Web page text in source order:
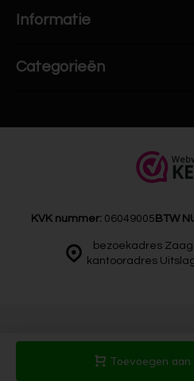
Toevoegen
Informatie
Categorieën
bezoekadres
kantooradres
KVK nummer:06049005 BTW